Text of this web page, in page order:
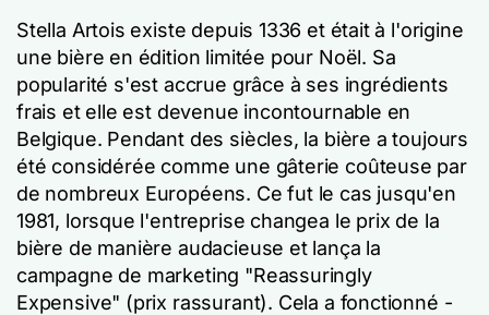
Stella Artois existe depuis 1336 et était à l'origine
une bière en édition limitée pour Noël. Sa
popularité s'est accrue grâce à ses ingrédients
frais et elle est devenue incontournable en
Belgique. Pendant des siècles, la bière a toujours
été considérée comme une gâterie coûteuse par
de nombreux Européens. Ce fut le cas jusqu'en
1981, lorsque l'entreprise changea le prix de la
bière de manière audacieuse et lança la
campagne de marketing "Reassuringly
Expensive" (prix rassurant). Cela a fonctionné -